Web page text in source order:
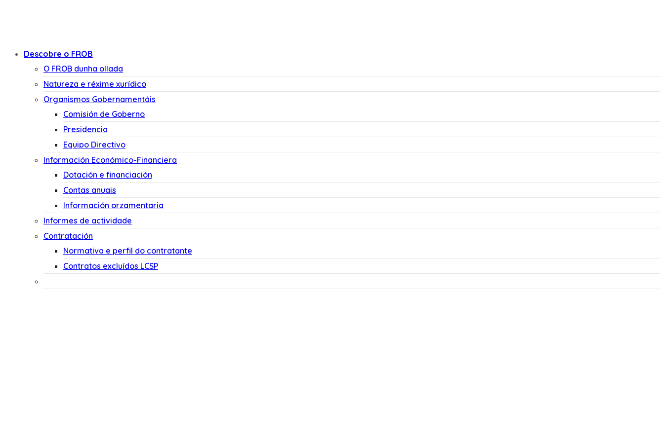
Descobre o FROB
O FROB dunha ollada
Natureza e réxime xurídico
Organismos Gobernamentáis
Comisión de Goberno
Presidencia
Equipo Directivo
Información Económico-Financiera
Dotación e financiación
Contas anuais
Información orzamentaria
Informes de actividade
Contratación
Normativa e perfil do contratante
Contratos excluídos LCSP